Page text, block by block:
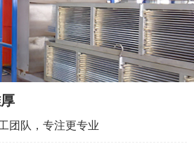
务为一体的铝型材生产厂家，公司拥有一
团队，主要技术骨干从事铝型材制造业
足市场对型材的多样需求，产品不断推陈
期。